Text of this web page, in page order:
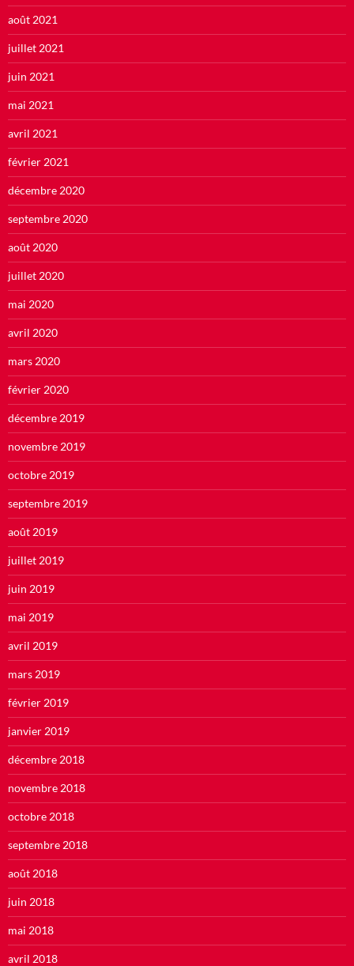
août 2021
juillet 2021
juin 2021
mai 2021
avril 2021
février 2021
décembre 2020
septembre 2020
août 2020
juillet 2020
mai 2020
avril 2020
mars 2020
février 2020
décembre 2019
novembre 2019
octobre 2019
septembre 2019
août 2019
juillet 2019
juin 2019
mai 2019
avril 2019
mars 2019
février 2019
janvier 2019
décembre 2018
novembre 2018
octobre 2018
septembre 2018
août 2018
juin 2018
mai 2018
avril 2018